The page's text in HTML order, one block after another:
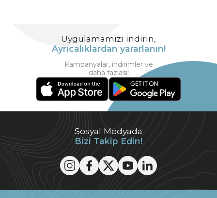
Sosyal Medyada
Bizi Takip Edin!
Uygulamamızı indirin,
Ayrıcalıklardan yararlanın!
Kampanyalar, indirimler ve
daha fazlası!